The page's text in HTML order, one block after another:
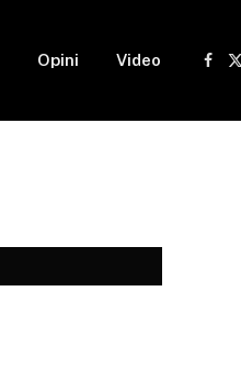
Opini Video